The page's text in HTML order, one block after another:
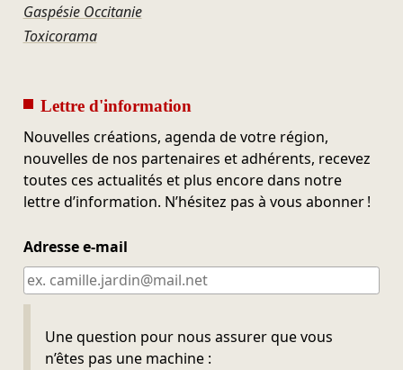
Gaspésie Occitanie
Toxicorama
Lettre d'information
Nouvelles créations, agenda de votre région,
nouvelles de nos partenaires et adhérents, recevez
toutes ces actualités et plus encore dans notre
lettre d’information. N’hésitez pas à vous abonner !
Adresse e-mail
Une question pour nous assurer que vous
n’êtes pas une machine :
Ne pas remplir